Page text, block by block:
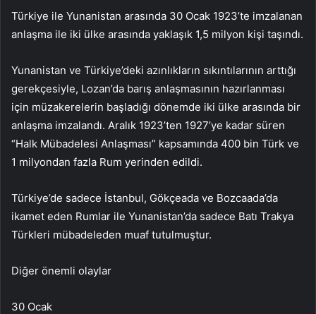
Türkiye ile Yunanistan arasında 30 Ocak 1923’te imzalanan
anlaşma ile iki ülke arasında yaklaşık 1,5 milyon kişi taşındı.
Yunanistan ve Türkiye’deki azınlıkların sıkıntılarının arttığı
gerekçesiyle, Lozan’da barış anlaşmasının hazırlanması
için müzakerelerin başladığı dönemde iki ülke arasında bir
anlaşma imzalandı. Aralık 1923’ten 1927’ye kadar süren
“Halk Mübadelesi Anlaşması” kapsamında 400 bin Türk ve
1 milyondan fazla Rum yerinden edildi.
Türkiye’de sadece İstanbul, Gökçeada ve Bozcaada’da
ikamet eden Rumlar ile Yunanistan’da sadece Batı Trakya
Türkleri mübadeleden muaf tutulmuştur.
Diğer önemli olaylar
30 Ocak